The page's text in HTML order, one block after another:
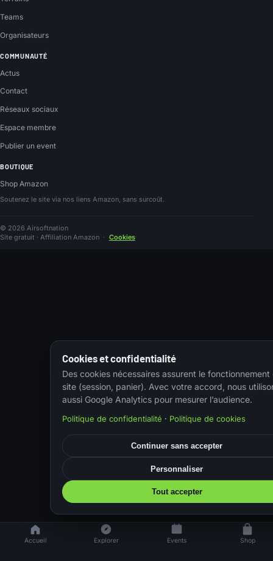
Teams
Organisateurs
COMMUNAUTÉ
Actus
Contact
Réseaux sociaux
Espace membre
Publier un event
BOUTIQUE
Shop Amazon
Soutenez le site via nos liens Amazon, sans surcoût.
© 2026 Airsoftnation
Site gratuit · Affiliation Amazon · Cookies
Accueil Explorer Events Shop
Cookies et confidentialité
Des cookies nécessaires assurent le fonctionnement
site (session, panier). Avec votre accord, nous
aussi Google Analytics pour mesurer l’audience.
Politique de confidentialité · Politique de cookies
Continuer sans accepter
Personnaliser
Tout accepter